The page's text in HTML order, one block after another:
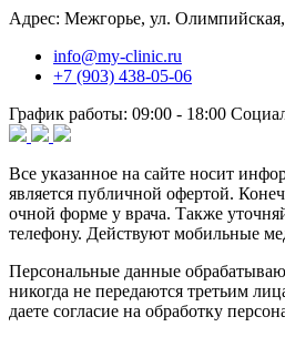
Адрес: Межгорье, ул.
info@my-clinic.ru
+7 (903) 438-05-06
График работы: 09:00 - 18:00
Все указанное на сайте носит
является публичной офертой.
очной форме у врача. Также
телефону. Действуют мобильные
Персональные данные
никогда не передаются третьим
даете согласие на обработку